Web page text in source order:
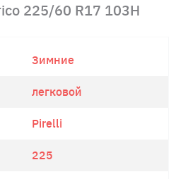
225/60 R17 103H
Зимние
легковой
Pirelli
225